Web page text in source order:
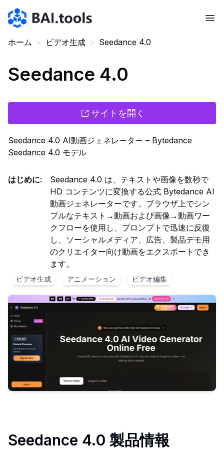
Bai.tools
ホーム > ビデオ生成 > Seedance 4.0
Seedance 4.0
サイトを開く
Seedance 4.0 AI動画ジェネレーター – Bytedance
Seedance 4.0 モデル
はじめに:
Seedance 4.0 は、テキストや画像を数秒で
HD コンテンツに変換する公式 Bytedance AI
動画ジェネレーターです。ブラウザ上でシン
プルなテキスト→動画および画像→動画ワー
クフローを使用し、プロンプトで迅速に反復
し、ソーシャルメディア、広告、製品デモ用
のクリエイター向け動画をエクスポートでき
ます。
ビデオ生成 アニメーション ビデオ編集
Seedance 4.0 製品情報